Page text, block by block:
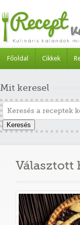
Főoldal Cikkek
Mit keresel
Keresés
Választott